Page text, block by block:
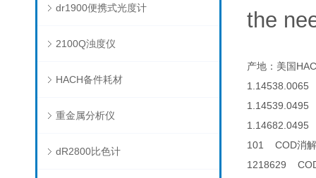
dr1900便携式光度计
2100Q浊度仪
HACH备件耗材
重金属分析仪
dR2800比色计
the
产地：美国
1.14539.0495
1.14682.0495
101 COD消
1218629